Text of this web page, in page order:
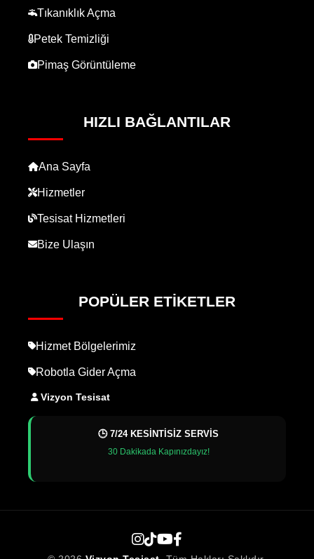
Tıkanıklık Açma
Petek Temizliği
Pimaş Görüntüleme
HIZLI BAĞLANTILAR
Ana Sayfa
Hizmetler
Tesisat Hizmetleri
Bize Ulaşın
POPÜLER ETIKETLER
Hizmet Bölgelerimiz
Robotla Gider Açma
Vizyon Tesisat
🕒 7/24 KESİNTİSİZ SERVİS
30 Dakikada Kapınızdayız!